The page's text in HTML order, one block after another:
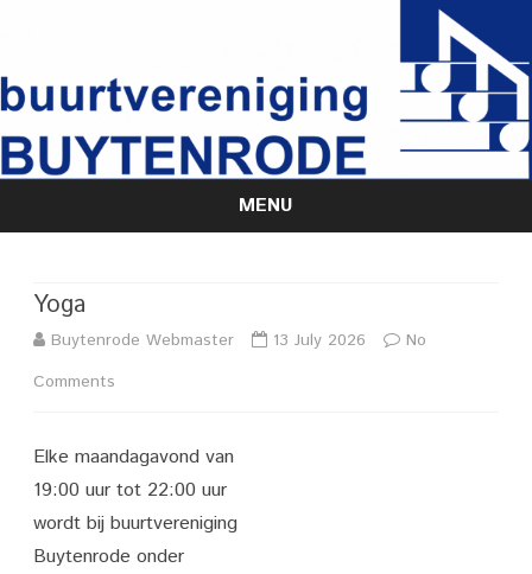
MENU
Skip
Yoga
Buytenrode Webmaster 13 July 2026
No
Comments
Elke maandagavond van
19:00 uur tot 22:00 uur
wordt bij buurtvereniging
Buytenrode onder